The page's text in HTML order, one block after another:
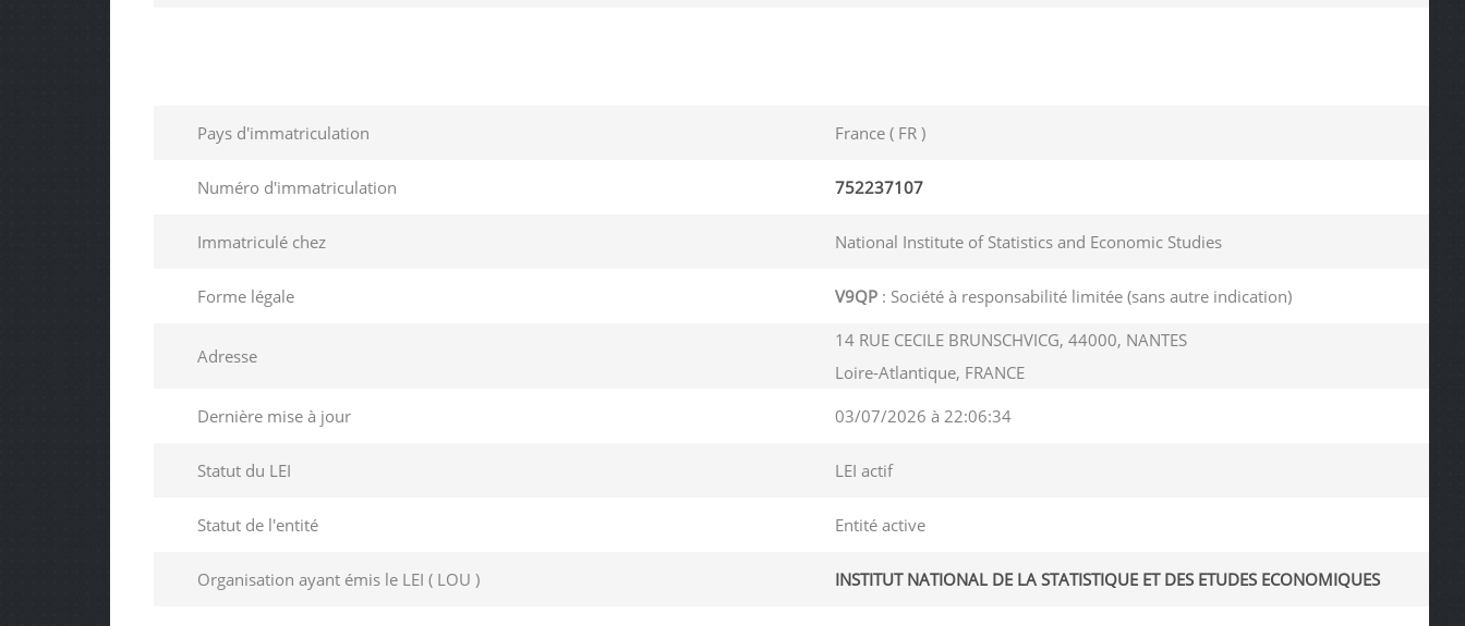
Pays d'immatriculation France ( FR )
Numéro d'immatriculation 752237107
Immatriculé chez National Institute of Statistics and Economic Studies
Forme légale V9QP: Société à responsabilité limitée (sans autre indication)
Adresse
14 RUE CECILE BRUNSCHVICG, 44000, NANTES
Loire-Atlantique, FRANCE
Dernière mise à jour
03/07/2026 à 22:06:34
Statut du LEI LEI actif
Statut de l'entité Entité active
Organisation ayant émis le LEI ( LOU ) INSTITUT NATIONAL DE LA STATISTIQUE ET DES ETUDES ECONOMIQUES